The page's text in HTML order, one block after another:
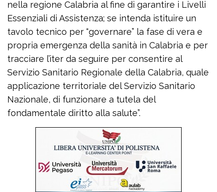
nella regione Calabria al fine di garantire i Livelli
Essenziali di Assistenza; se intenda istituire un
tavolo tecnico per “governare” la fase di vera e
propria emergenza della sanità in Calabria e per
tracciare l’iter da seguire per consentire al
Servizio Sanitario Regionale della Calabria, quale
applicazione territoriale del Servizio Sanitario
Nazionale, di funzionare a tutela del
fondamentale diritto alla salute”.